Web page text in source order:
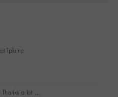
Thanks a lot …